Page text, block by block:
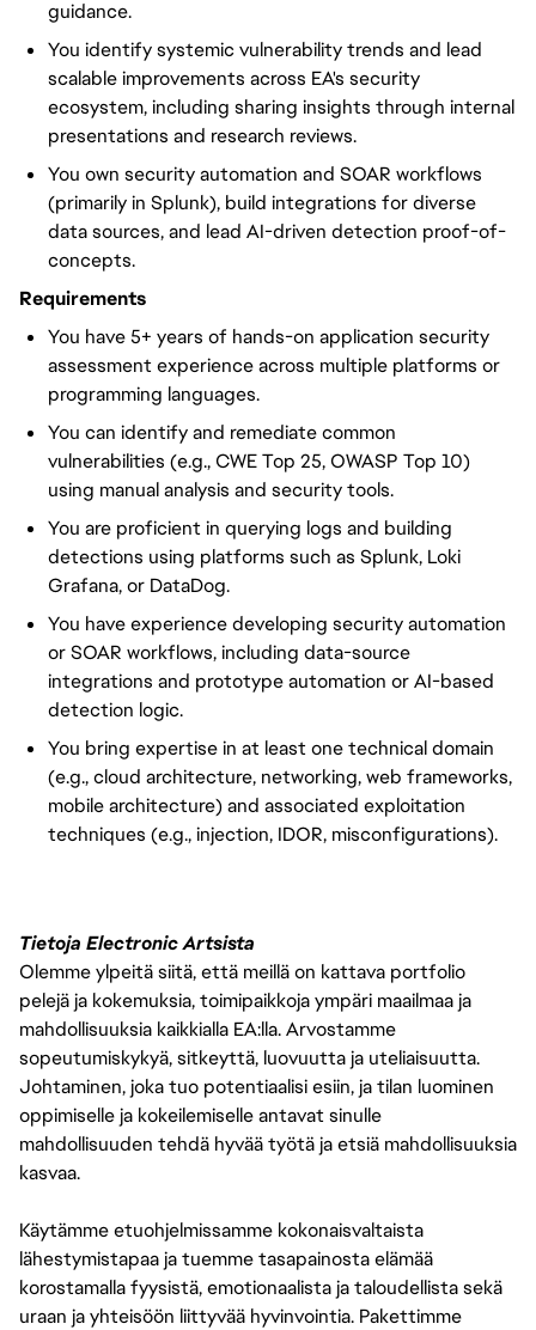
guidance.
You identify systemic vulnerability trends and lead
scalable improvements across EA's security
ecosystem, including sharing insights through internal
presentations and research reviews.
You own security automation and SOAR workflows
(primarily in Splunk), build integrations for diverse
data sources, and lead AI-driven detection proof-of-
concepts.
Requirements
You have 5+ years of hands-on application security
assessment experience across multiple platforms or
programming languages.
You can identify and remediate common
vulnerabilities (e.g., CWE Top 25, OWASP Top 10)
using manual analysis and security tools.
You are proficient in querying logs and building
detections using platforms such as Splunk, Loki
Grafana, or DataDog.
You have experience developing security automation
or SOAR workflows, including data-source
integrations and prototype automation or AI-based
detection logic.
You bring expertise in at least one technical domain
(e.g., cloud architecture, networking, web frameworks,
mobile architecture) and associated exploitation
techniques (e.g., injection, IDOR, misconfigurations).
Tietoja Electronic Artsista
Olemme ylpeitä siitä, että meillä on kattava portfolio
pelejä ja kokemuksia, toimipaikkoja ympäri maailmaa ja
mahdollisuuksia kaikkialla EA:lla. Arvostamme
sopeutumiskykyä, sitkeyttä, luovuutta ja uteliaisuutta.
Johtaminen, joka tuo potentiaalisi esiin, ja tilan luominen
oppimiselle ja kokeilemiselle antavat sinulle
mahdollisuuden tehdä hyvää työtä ja etsiä mahdollisuuksia
kasvaa.
Käytämme etuohjelmissamme kokonaisvaltaista
lähestymistapaa ja tuemme tasapainosta elämää
korostamalla fyysistä, emotionaalista ja taloudellista sekä
uraan ja yhteisöön liittyvää hyvinvointia. Pakettimme